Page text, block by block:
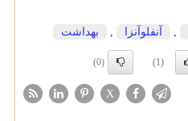
, آنفلوآنزا , بهداشت
(1)
(0)
X